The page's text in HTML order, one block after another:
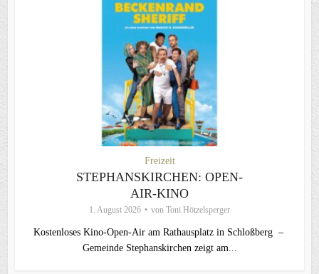
Freizeit
STEPHANSKIRCHEN: OPEN-
AIR-KINO
1. August 2026 von Toni Hötzelsperger
Kostenloses Kino-Open-Air am Rathausplatz in Schloßberg –
Gemeinde Stephanskirchen zeigt am...